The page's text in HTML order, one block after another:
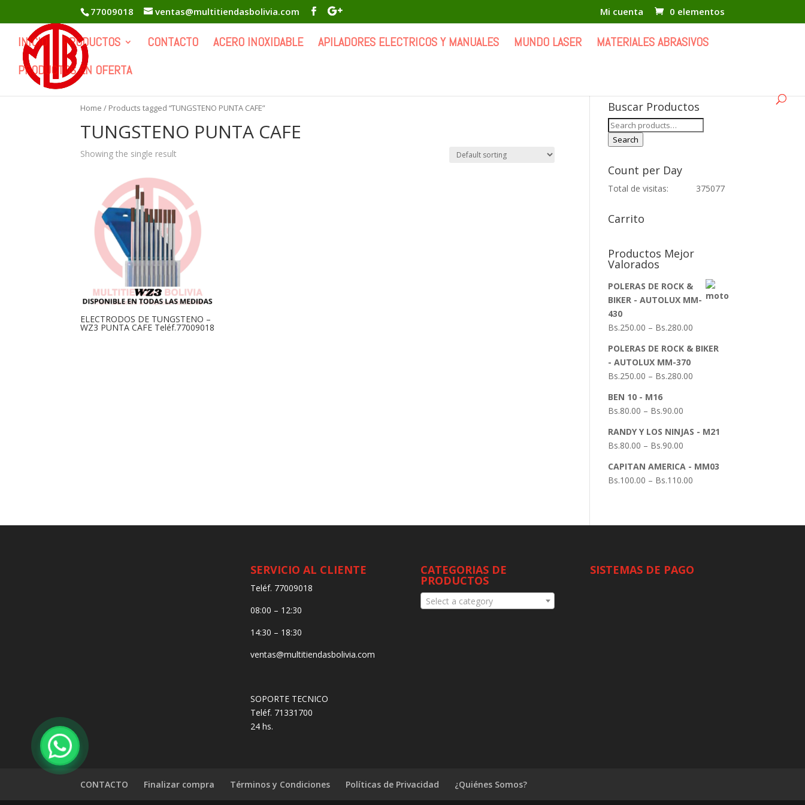
77009018 ventas@multitiendasbolivia.com Mi cuenta 0 elementos
INICIO PRODUCTOS CONTACTO ACERO INOXIDABLE APILADORES ELECTRICOS Y MANUALES MUNDO LASER
MATERIALES ABRASIVOS
PRODUCTOS EN OFERTA
Home / Products tagged “TUNGSTENO PUNTA CAFE”
TUNGSTENO PUNTA CAFE
Showing the single result
ELECTRODOS DE TUNGSTENO –
WZ3 PUNTA CAFE Teléf.77009018
Buscar Productos
Search
for:
Search
Count per Day
375077
Total de visitas:
Carrito
Productos Mejor
Valorados
POLERAS DE ROCK &
BIKER - AUTOLUX MM-
430
Bs.250.00 – Bs.280.00
POLERAS DE ROCK & BIKER
- AUTOLUX MM-370
Bs.250.00 – Bs.280.00
BEN 10 - M16
Bs.80.00 – Bs.90.00
RANDY Y LOS NINJAS - M21
Bs.80.00 – Bs.90.00
CAPITAN AMERICA - MM03
Bs.100.00 – Bs.110.00
SERVICIO AL CLIENTE
Teléf. 77009018
08:00 – 12:30
14:30 – 18:30
ventas@multitiendasbolivia.com
SOPORTE TECNICO
Teléf. 71331700
24 hs.
CATEGORIAS DE
PRODUCTOS
Select a category
SISTEMAS DE PAGO
CONTACTO Finalizar compra Términos y Condiciones Políticas de Privacidad ¿Quiénes Somos?